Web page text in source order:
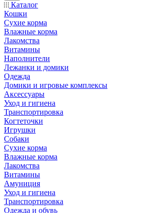
Каталог
Кошки
Сухие корма
Влажные корма
Лакомства
Витамины
Наполнители
Лежанки и домики
Одежда
Домики и игровые комплексы
Аксессуары
Уход и гигиена
Транспортировка
Когтеточки
Игрушки
Собаки
Сухие корма
Влажные корма
Лакомства
Витамины
Амуниция
Уход и гигиена
Транспортировка
Одежда и обувь